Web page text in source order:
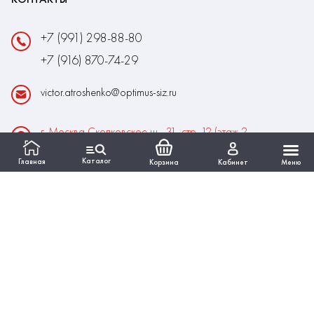
Главная Каталог Корзина Кабинет Меню
+7 (991) 298-88-80
+7 (916) 870-74-29
victor.atroshenko@optimus-siz.ru
г. Москва Сколковское ш., 31, стр. 12 (этаж 2,
помещение 22)
Время работы: